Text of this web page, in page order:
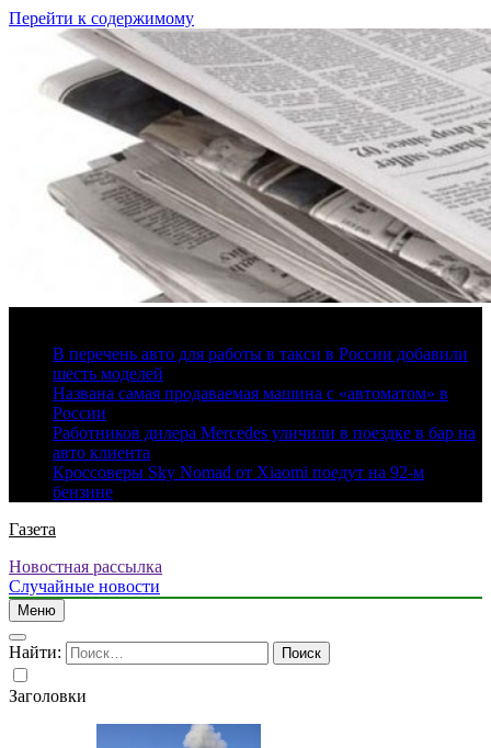
Перейти к содержимому
В перечень авто для работы в такси в России добавили
шесть моделей
Названа самая продаваемая машина с «автоматом» в
России
Работников дилера Mercedes уличили в поездке в бар на
авто клиента
Кроссоверы Sky Nomad от Xiaomi поедут на 92-м
бензине
Газета
Новостная рассылка
Случайные новости
Меню
Найти:
Заголовки